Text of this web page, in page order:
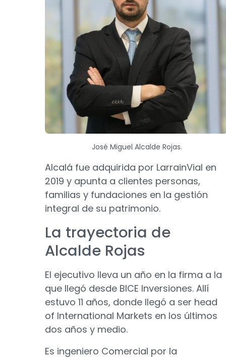
José Miguel Alcalde Rojas.
Alcalá fue adquirida por LarrainVial en
2019 y apunta a clientes personas,
familias y fundaciones en la gestión
integral de su patrimonio.
La trayectoria de
Alcalde Rojas
El ejecutivo lleva un año en la firma a la
que llegó desde BICE Inversiones. Allí
estuvo 11 años, donde llegó a ser head
of International Markets en los últimos
dos años y medio.
Es ingeniero Comercial por la